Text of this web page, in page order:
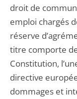
droit de
emploi chargés
réserve
titre comporte
Constitution,
directive
dommages et